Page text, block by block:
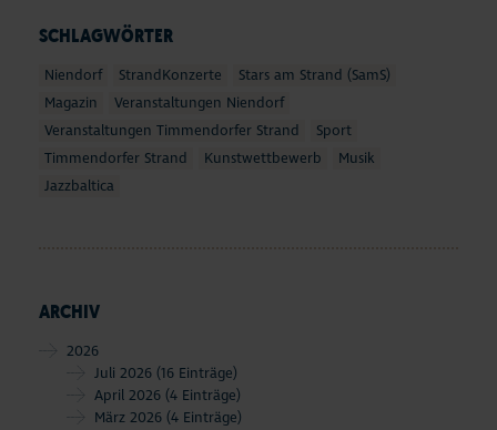
SCHLAGWÖRTER
Niendorf StrandKonzerte
Stars am Strand (SamS)
Magazin
Veranstaltungen Niendorf
Veranstaltungen Timmendorfer Strand
Sport
Timmendorfer Strand
Kunstwettbewerb
Musik
Jazzbaltica
ARCHIV
2026
Juli 2026 (16 Einträge)
April 2026 (4 Einträge)
März 2026 (4 Einträge)